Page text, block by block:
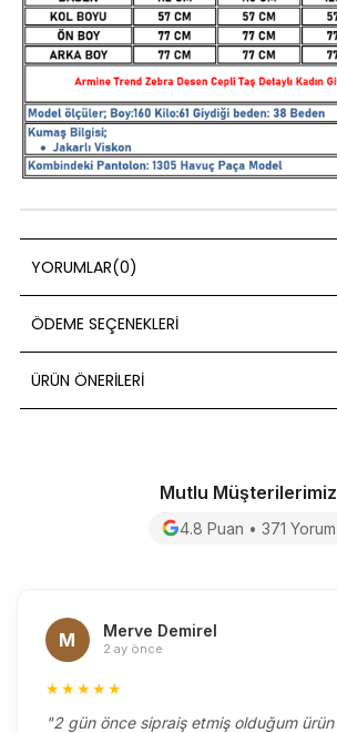
YORUMLAR(0)
ÖDEME SEÇENEKLERI
ÜRÜN ÖNERILERI
Mutlu Müşterilerimiz
4.8 Puan • 371 Yorum
M Merve Demirel
2 ay önce
★★★★★
"2 gün önce sipraiş etmiş olduğum ürün en hızlı şekilde